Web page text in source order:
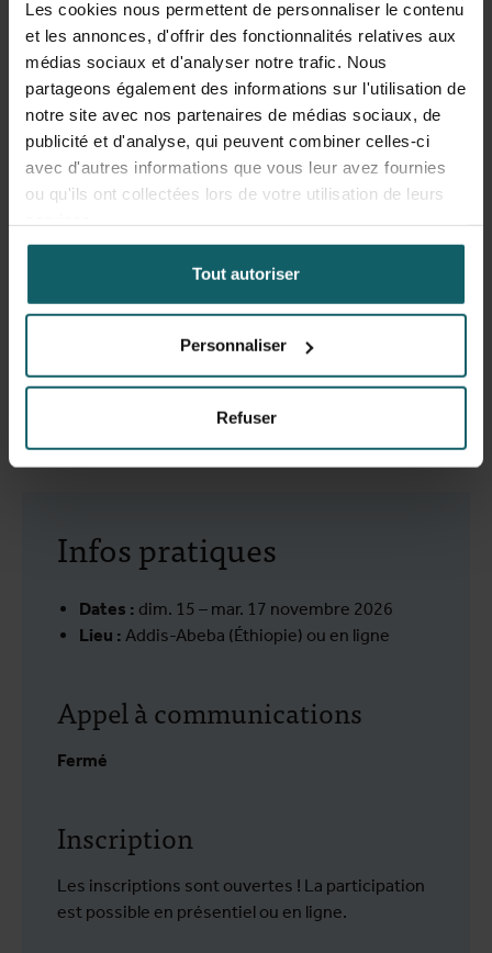
Les cookies nous permettent de personnaliser le contenu
et les annonces, d'offrir des fonctionnalités relatives aux
médias sociaux et d'analyser notre trafic. Nous
partageons également des informations sur l'utilisation de
notre site avec nos partenaires de médias sociaux, de
publicité et d'analyse, qui peuvent combiner celles-ci
avec d'autres informations que vous leur avez fournies
ou qu'ils ont collectées lors de votre utilisation de leurs
Tout autoriser
Personnaliser
Refuser
Les avancées en matière de technologies numériques et
de systèmes de surveillance offrent de nouvelles
opportunités pour suivre et répondre aux menaces liées
aux maladies infectieuses dans un monde en mouvement
constant, notamment grâce aux données mobiles et à des
approches innovantes de suivi.
Le colloque est structuré autour de six sessions
thématiques, couvrant les infections émergentes et les
et la résistance, l'urbanisation, la continuité des soins, la
durabilité et le financement de la santé, ainsi que la
surveillance. Il offrira une plateforme d'échange
Plus d'informations sont disponibles sur
conférence.
Infos pratiques
Dates : dim. 15 – mar. 17 novembre 2026
Lieu : Addis-Abeba (Éthiopie) ou en ligne
Appel à communications
Fermé
Inscription
Les inscriptions sont ouvertes ! La participation
est possible en présentiel ou en ligne.